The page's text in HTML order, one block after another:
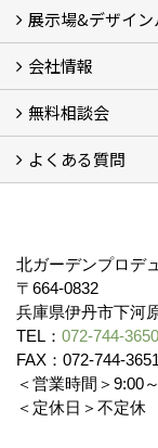
オリジナル帆布
NEW スマート
おしゃれな物置
門扉 (6)
ウッドフェンス
アイアンの商品
ガーデニング雑
ガーデン書&ガ
こだわりのオリ
おすすめの植物
箱庭ガーデン
ポット苗
展示場&デザイン
展示場&デザイン
会社情報
会社概要
スタッフ紹介 (11)
ブログ
コラム
アクセス
求人募集
無料相談会
無料相談会
よくある質問
アフターサー
北ガーデンプロデ
〒664-0832
兵庫県伊丹市下河
TEL： 072-744-3650
FAX：072-744-
＜営業時間＞9:00
＜定休日＞不定休